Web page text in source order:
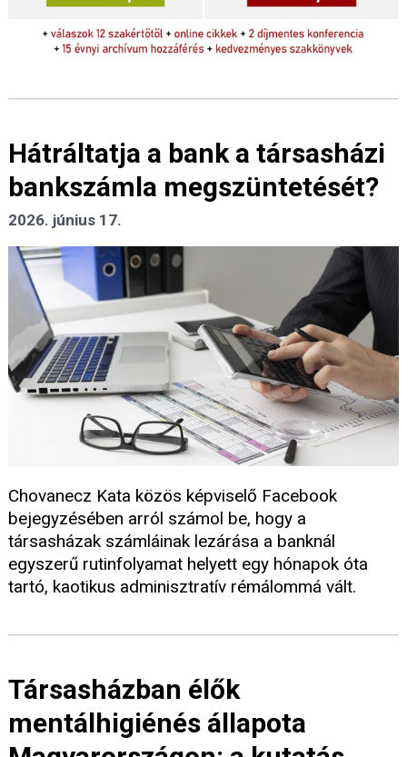
Hátráltatja a bank a társasházi
bankszámla megszüntetését?
2026. június 17.
Chovanecz Kata közös képviselő Facebook
bejegyzésében arról számol be, hogy a
társasházak számláinak lezárása a banknál
egyszerű rutinfolyamat helyett egy hónapok óta
tartó, kaotikus adminisztratív rémálommá vált.
Társasházban élők
mentálhigiénés állapota